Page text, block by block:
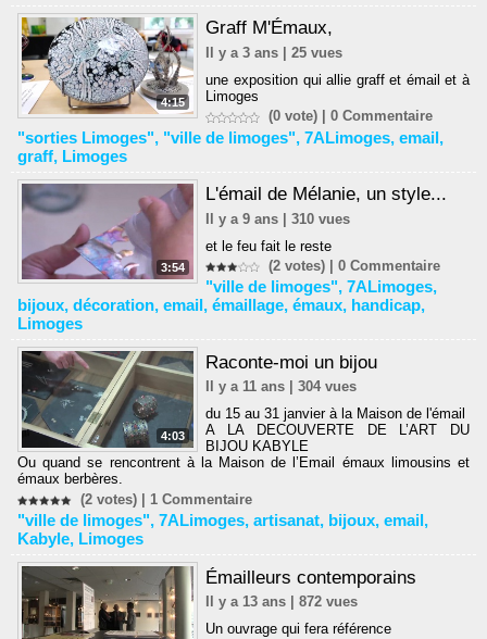
4:15
Graff M'Émaux,
Il y a 3 ans | 25 vues
une exposition qui allie graff et émail et à
Limoges
(0 vote) |0 Commentaire
"sorties Limoges", "ville de limoges", 7ALimoges, email,
graff, Limoges
3:54
L'émail de Mélanie, un style...
Il y a 9 ans | 310 vues
et le feu fait le reste
(2 votes) |0 Commentaire
"ville de limoges",7ALimoges,
bijoux, décoration, email, émaillage, émaux, handicap,
Limoges
4:03
Raconte-moi un bijou
Il y a 11 ans | 304 vues
du 15 au 31 janvier à la Maison de l'émail
A LA DECOUVERTE DE L’ART DU
BIJOU KABYLE
Ou quand se rencontrent à la Maison de l’Email émaux limousins et
émaux berbères.
(2 votes) | 1 Commentaire
"ville de limoges", 7ALimoges, artisanat, bijoux, email,
Kabyle, Limoges
Émailleurs contemporains
Il y a 13 ans | 872 vues
Un ouvrage qui fera référence